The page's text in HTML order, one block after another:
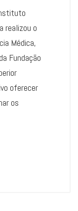
realizou o
Médica,
Fundação
oferecer
os